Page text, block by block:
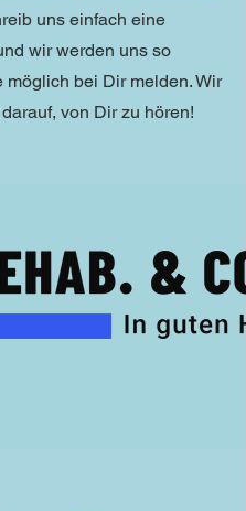
uns einfach eine
wir werden uns so
möglich bei Dir melden. Wir
von Dir zu hören!